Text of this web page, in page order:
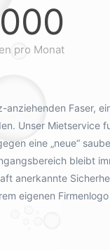
pro Monat
Faser,
Unser Mietservice
eine „neue“
bleibt
anerkannte
eigenen